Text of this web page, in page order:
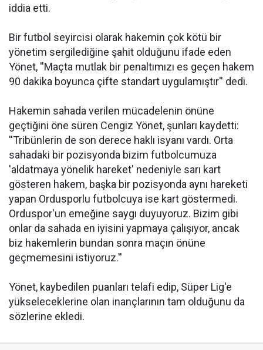
iddia etti.
Bir futbol seyircisi olarak hakemin çok kötü bir
yönetim sergilediğine şahit olduğunu ifade eden
Yönet, ''Maçta mutlak bir penaltımızı es geçen hakem
90 dakika boyunca çifte standart uygulamıştır'' dedi.
Hakemin sahada verilen mücadelenin önüne
geçtiğini öne süren Cengiz Yönet, şunları kaydetti:
''Tribünlerin de son derece haklı isyanı vardı. Orta
sahadaki bir pozisyonda bizim futbolcumuza
'aldatmaya yönelik hareket' nedeniyle sarı kart
gösteren hakem, başka bir pozisyonda aynı hareketi
yapan Ordusporlu futbolcuya ise kart göstermedi.
Orduspor'un emeğine saygı duyuyoruz. Bizim gibi
onlar da sahada en iyisini yapmaya çalışıyor, ancak
biz hakemlerin bundan sonra maçın önüne
geçmemesini istiyoruz.''
Yönet, kaybedilen puanları telafi edip, Süper Lig'e
yükseleceklerine olan inançlarının tam olduğunu da
sözlerine ekledi.